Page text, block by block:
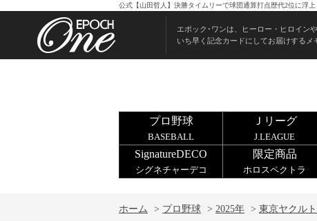
公式【山田哲人】決勝タイムリーで球団通算打点歴代2位に浮
エポック･ワンは、ヒーロー・ヒロインや
いち早く記念カードにしてお届けするメ
プロ野球
BASEBALL
Ｊリーグ
J.LEAGUE
SignatureDECO
シグネチャーデコ
限定商品
ホロスペクトラ
ホーム > プロ野球 > 2025年 > 東京ヤクル